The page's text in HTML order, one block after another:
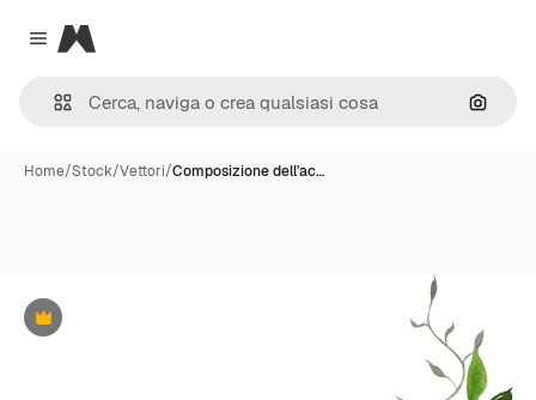
Close menu
Magnific
Cerca
Home/Stock/Vettori/Composizione dell'ac…
Premium